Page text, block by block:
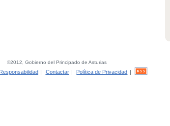
©2012, Gobierno del Principado de Asturias
| Contactar | Política de Privacidad |